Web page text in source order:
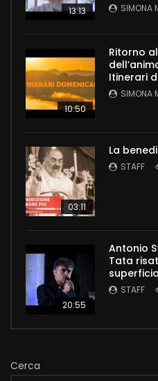
13:13 SIMONA
10:50
Ritorno
Itinerari
SIMONA
03:11
La
STAFF
20:55
Antonio
Tata
STAFF
Cerca